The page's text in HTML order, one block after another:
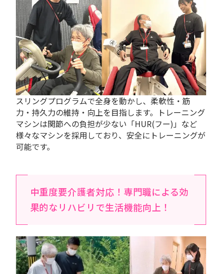
スリングプログラムで全身を動かし、柔軟性・筋
力・持久力の維持・向上を目指します。トレーニング
マシンは関節への負担が少ない「HUR(フー)」など
様々なマシンを採用しており、安全にトレーニングが
可能です。
中重度要介護者対応！専門職による効
果的なリハビリで生活機能向上！